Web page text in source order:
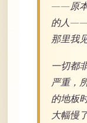
——原本
的人——
那里我
一切都
严重，
的地板
大幅慢